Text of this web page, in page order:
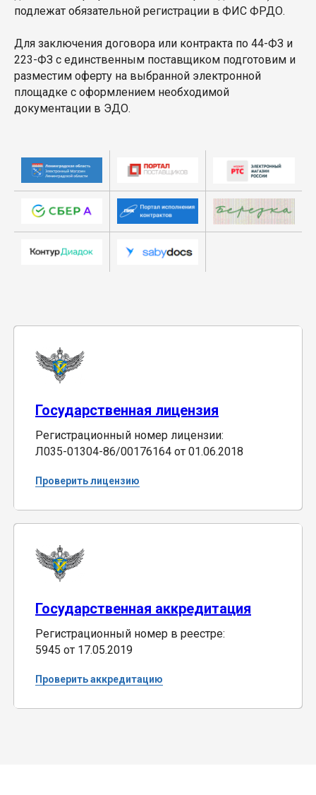
подлежат обязательной регистрации в ФИС ФРДО.
Для заключения договора или контракта по 44-ФЗ и
223-ФЗ с единственным поставщиком подготовим и
разместим оферту на выбранной электронной
площадке с оформлением необходимой
документации в ЭДО.
Государственная лицензия
Регистрационный номер лицензии:
Л035-01304-86/00176164 от 01.06.2018
Проверить лицензию
Государственная аккредитация
Регистрационный номер в реестре:
5945 от 17.05.2019
Проверить аккредитацию